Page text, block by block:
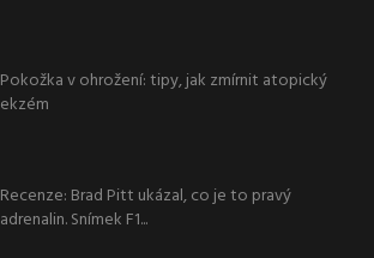
Pokožka v ohrožení: tipy, jak zmírnit atopický
ekzém
Recenze: Brad Pitt ukázal, co je to pravý
adrenalin. Snímek F1...